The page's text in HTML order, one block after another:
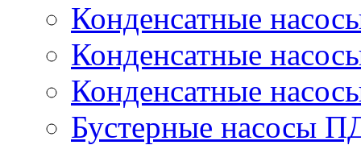
Конденсатные
Конденсатные
Конденсатные
Бустерные насосы